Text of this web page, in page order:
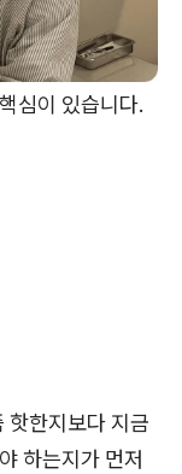
심이 있습니다.
핫한지보다 지금
하는지가 먼저